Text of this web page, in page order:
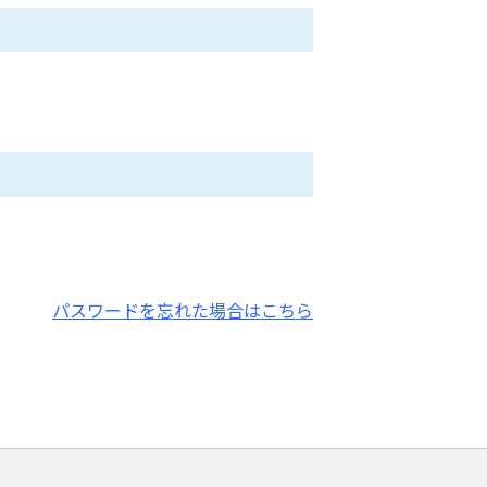
パスワードを忘れた場合はこちら